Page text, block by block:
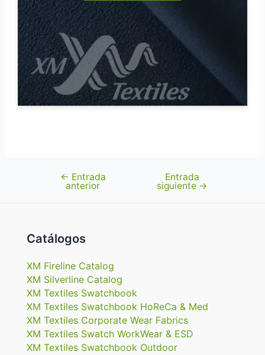
Navegación
← Entrada
anterior
Entrada
siguiente →
Catálogos
XM Fireline Catalog
XM Silverline Catalog
XM Textiles Swatchbook
XM Textiles Swatchbook HoReCa & Med
XM Textiles Corporate Wear Fabrics
XM Textiles Swatch WorkWear & ESD
XM Textiles Swatchbook Outdoor